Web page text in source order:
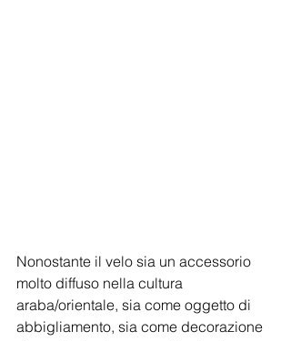
Nonostante il velo sia un accessorio
molto diffuso nella cultura
araba/orientale, sia come oggetto di
abbigliamento, sia come decorazione